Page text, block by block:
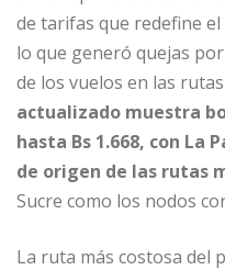
de tarifas que redefine
lo que generó quejas
de los vuelos en las
actualizado muestra
hasta Bs 1.668, con La
de origen de las rutas
Sucre como los nodos
La ruta más costosa del